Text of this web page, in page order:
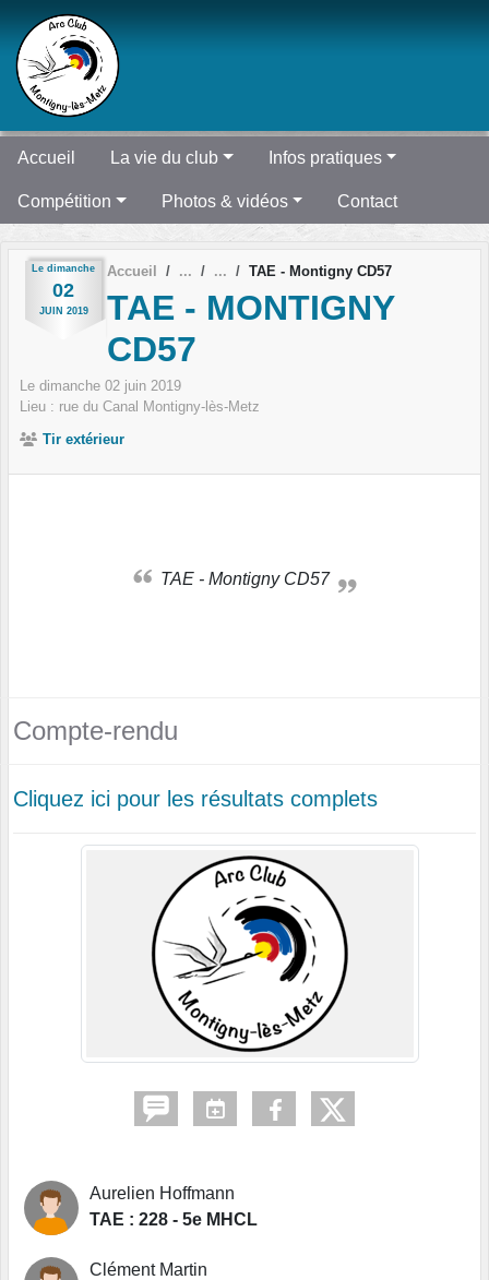
Accueil La vie du club Infos pratiques
Compétition Photos & vidéos Contact
Le dimanche
02
JUIN 2019
Accueil TAE - Montigny CD57
TAE - MONTIGNY
CD57
Le dimanche 02 juin 2019
Lieu : rue du Canal Montigny-lès-Metz
Tir extérieur
TAE - Montigny CD57
Compte-rendu
Cliquez ici pour les résultats complets
Aurelien Hoffmann
TAE : 228 - 5e MHCL
Clément Martin
Panneau de gestion des cookies